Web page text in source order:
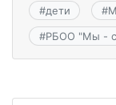
#дети #
#РБОО "Мы -